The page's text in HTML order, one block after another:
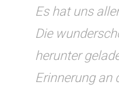
Es hat uns
Die
herunter
Erinnerung an